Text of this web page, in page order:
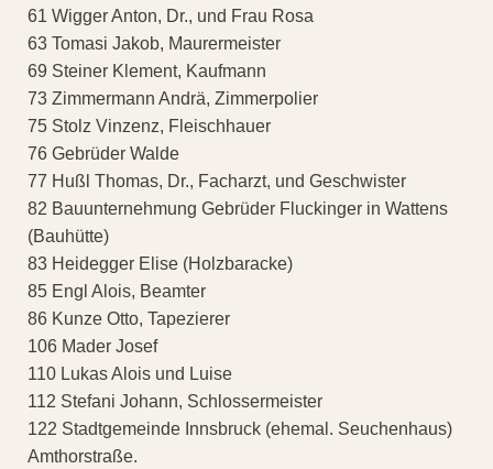
61 Wigger Anton, Dr., und Frau Rosa
63 Tomasi Jakob, Maurermeister
69 Steiner Klement, Kaufmann
73 Zimmermann Andrä, Zimmerpolier
75 Stolz Vinzenz, Fleischhauer
76 Gebrüder Walde
77 Hußl Thomas, Dr., Facharzt, und Geschwister
82 Bauunternehmung Gebrüder Fluckinger in Wattens
(Bauhütte)
83 Heidegger Elise (Holzbaracke)
85 Engl Alois, Beamter
86 Kunze Otto, Tapezierer
106 Mader Josef
110 Lukas Alois und Luise
112 Stefani Johann, Schlossermeister
122 Stadtgemeinde Innsbruck (ehemal. Seuchenhaus)
Amthorstraße.